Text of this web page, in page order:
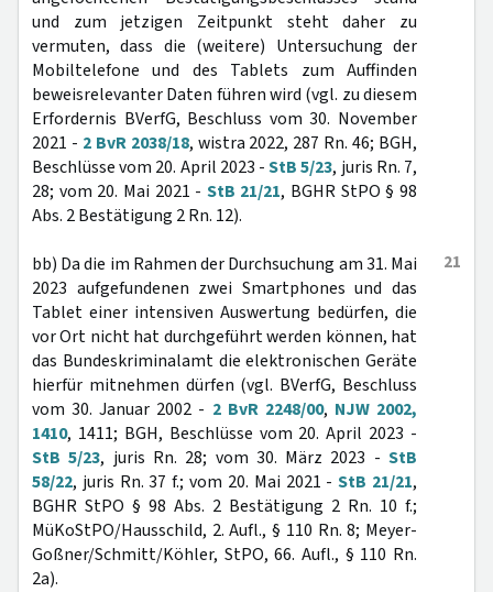
und zum jetzigen Zeitpunkt steht daher zu
vermuten, dass die (weitere) Untersuchung der
Mobiltelefone und des Tablets zum Auffinden
beweisrelevanter Daten führen wird (vgl. zu diesem
Erfordernis BVerfG, Beschluss vom 30. November
2021 - 2 BvR 2038/18, wistra 2022, 287 Rn. 46; BGH,
Beschlüsse vom 20. April 2023 -StB 5/23, juris Rn. 7,
28; vom 20. Mai 2021 - StB 21/21, BGHR StPO § 98
Abs. 2 Bestätigung 2 Rn. 12).
21
bb) Da die im Rahmen der Durchsuchung am 31. Mai
2023 aufgefundenen zwei Smartphones und das
Tablet einer intensiven Auswertung bedürfen, die
vor Ort nicht hat durchgeführt werden können, hat
das Bundeskriminalamt die elektronischen Geräte
hierfür mitnehmen dürfen (vgl. BVerfG, Beschluss
vom 30. Januar 2002 - 2 BvR 2248/00, NJW 2002,
1410, 1411; BGH, Beschlüsse vom 20. April 2023 -
StB 5/23, juris Rn. 28; vom 30. März 2023 -StB
58/22, juris Rn. 37 f.; vom 20. Mai 2021 -StB 21/21,
BGHR StPO § 98 Abs. 2 Bestätigung 2 Rn. 10 f.;
MüKoStPO/Hausschild, 2. Aufl., § 110 Rn. 8; Meyer-
Goßner/Schmitt/Köhler, StPO, 66. Aufl., § 110 Rn.
2a).